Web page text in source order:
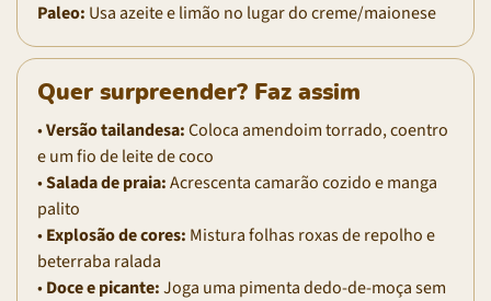
Paleo: Usa azeite e limão no lugar do creme/maionese
Quer surpreender? Faz assim
•Versão tailandesa:Coloca amendoim torrado, coentro
e um fio de leite de coco
•Salada de praia:Acrescenta camarão cozido e manga
palito
•Explosão de cores: Mistura folhas roxas de repolho e
beterraba ralada
•Doce e picante:Joga uma pimenta dedo-de-moça sem